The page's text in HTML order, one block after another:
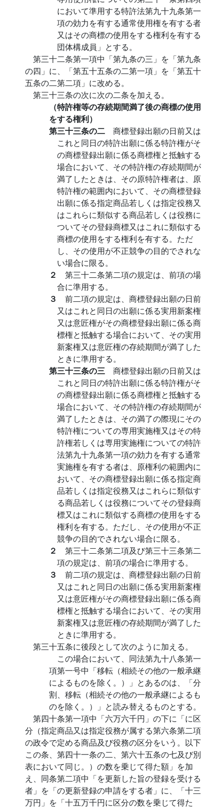
において準用する特許法第九十九条第一
項の効力を有する通常使用権を有する者
又はその商標の使用をする権利を有する
団体構成員」とする。
第三十二条第一項中「第九条の三」を「第九条
の四」に、「第五十五条の二第一項」を「第五十
五条の二第二項」に改める。
第三十三条の次に次の二条を加える。
（特許権等の存続期間満了後の商標の使用
をする権利）
第三十三条の二 商標登録出願の日前又は
これと同日の特許出願に係る特許権がそ
の商標登録出願に係る商標権と抵触する
場合において、その特許権の存続期間が
満了したときは、その原特許権者は、原
特許権の範囲内において、その商標登録
出願に係る指定商品若しくは指定役務又
はこれらに類似する商品若しくは役務に
ついてその登録商標又はこれに類似する
商標の使用をする権利を有する。ただ
し、その使用が不正競争の目的でされな
い場合に限る。
２ 第三十二条第二項の規定は、前項の場
合に準用する。
３ 前二項の規定は、商標登録出願の日前
又はこれと同日の出願に係る実用新案権
又は意匠権がその商標登録出願に係る商
標権と抵触する場合において、その実用
新案権又は意匠権の存続期間が満了した
ときに準用する。
第三十三条の三 商標登録出願の日前又は
これと同日の特許出願に係る特許権がそ
の商標登録出願に係る商標権と抵触する
場合において、その特許権の存続期間が
満了したときは、その満了の際現にその
特許権についての専用実施権又はその特
許権若しくは専用実施権についての特許
法第九十九条第一項の効力を有する通常
実施権を有する者は、原権利の範囲内に
おいて、その商標登録出願に係る指定商
品若しくは指定役務又はこれらに類似す
る商品若しくは役務についてその登録商
標又はこれに類似する商標の使用をする
権利を有する。ただし、その使用が不正
競争の目的でされない場合に限る。
２ 第三十二条第二項及び第三十三条第二
項の規定は、前項の場合に準用する。
３ 前二項の規定は、商標登録出願の日前
又はこれと同日の出願に係る実用新案権
又は意匠権がその商標登録出願に係る商
標権と抵触する場合において、その実用
新案権又は意匠権の存続期間が満了した
ときに準用する。
第三十五条に後段として次のように加える。
この場合において、同法第九十八条第一
項第一号中「移転（相続その他の一般承継
によるものを除く。）」とあるのは、「分
割、移転（相続その他の一般承継によるも
のを除く。）」と読み替えるものとする。
第四十条第一項中「六万六千円」の下に「に区
分（指定商品又は指定役務が属する第六条第二項
の政令で定める商品及び役務の区分をいう。以下
この条、第四十一条の二、第六十五条の七及び別
表において同じ。）の数を乗じて得た額」を加
え、同条第二項中「を更新した旨の登録を受ける
者」を「の更新登録の申請をする者」に、「十三
万円」を「十五万千円に区分の数を乗じて得た